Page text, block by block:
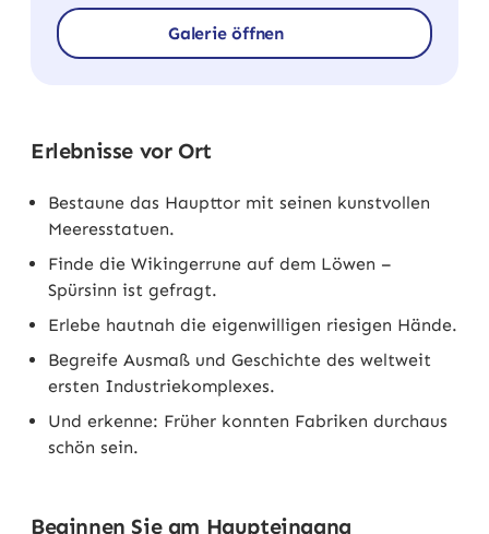
Galerie öffnen
Erlebnisse vor Ort
Bestaune das Haupttor mit seinen kunstvollen
Meeresstatuen.
Finde die Wikingerrune auf dem Löwen –
Spürsinn ist gefragt.
Erlebe hautnah die eigenwilligen riesigen Hände.
Begreife Ausmaß und Geschichte des weltweit
ersten Industriekomplexes.
Und erkenne: Früher konnten Fabriken durchaus
schön sein.
Beginnen Sie am Haupteingang